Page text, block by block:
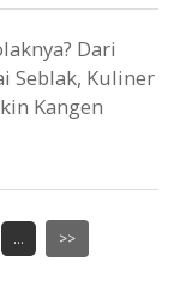
Dari
Seblak, Kuliner
Kangen
... >>